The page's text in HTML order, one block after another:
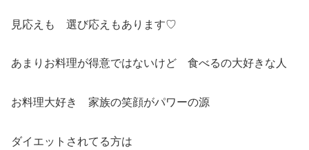
見応えも 選び応えもあります♡
あまりお料理が得意ではないけど 食べるの大好きな人
お料理大好き 家族の笑顔がパワーの源
ダイエットされてる方は